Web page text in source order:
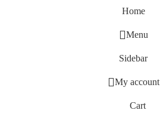
Home
Menu
Sidebar
My account
Cart